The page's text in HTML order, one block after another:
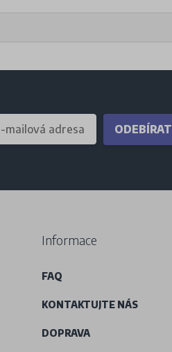
ODEBÍRAT
Informace
FAQ
KONTAKTUJTE NÁS
DOPRAVA